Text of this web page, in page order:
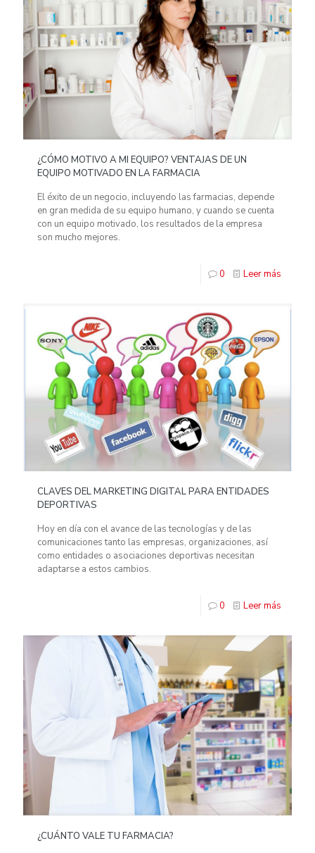
¿CÓMO MOTIVO A MI EQUIPO? VENTAJAS DE UN
EQUIPO MOTIVADO EN LA FARMACIA
El éxito de un negocio, incluyendo las farmacias, depende
en gran medida de su equipo humano, y cuando se cuenta
con un equipo motivado, los resultados de la empresa
son mucho mejores.
0 Leer más
CLAVES DEL MARKETING DIGITAL PARA ENTIDADES
DEPORTIVAS
Hoy en día con el avance de las tecnologías y de las
comunicaciones tanto las empresas, organizaciones, así
como entidades o asociaciones deportivas necesitan
adaptarse a estos cambios.
0 Leer más
¿CUÁNTO VALE TU FARMACIA?